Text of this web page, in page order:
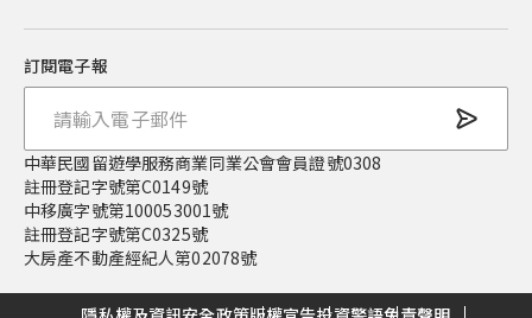
訂閱電子報
中華民國留遊學服務商業同業公會會員證號0308
註冊登記字號第C0149號
中移廣字號第100053001號
註冊登記字號第C0325號
大房產不動產經紀人第02078號